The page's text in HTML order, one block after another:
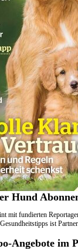
Hund
mit fundierten
ist
Angebote im